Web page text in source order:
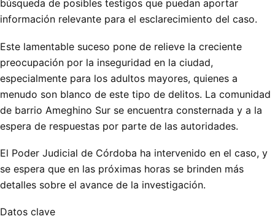
búsqueda de posibles testigos que puedan aportar
información relevante para el esclarecimiento del caso.
Este lamentable suceso pone de relieve la creciente
preocupación por la inseguridad en la ciudad,
especialmente para los adultos mayores, quienes a
menudo son blanco de este tipo de delitos. La comunidad
de barrio Ameghino Sur se encuentra consternada y a la
espera de respuestas por parte de las autoridades.
El Poder Judicial de Córdoba ha intervenido en el caso, y
se espera que en las próximas horas se brinden más
detalles sobre el avance de la investigación.
Datos clave